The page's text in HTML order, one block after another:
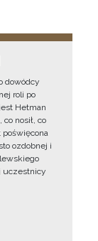
dowódcy
roli po
Hetman
nosił, co
poświęcona
ozdobnej i
uczestnicy